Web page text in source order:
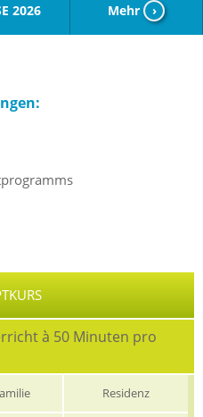
2026 Mehr ›
à 50 Minuten pro
Residenz